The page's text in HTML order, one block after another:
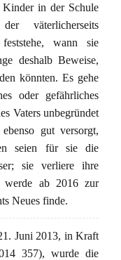
Kinder in der Schule
väterlicherseits
wann sie
deshalb Beweise,
könnten. Es gehe
oder gefährliches
Vaters unbegründet
gut versorgt,
seien für sie die
sie verliere ihre
werde ab 2016 zur
Neues finde.
Juni 2013, in Kraft
357), wurde die